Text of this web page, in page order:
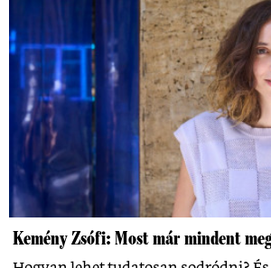
Kemény Zsófi: Most már mindent